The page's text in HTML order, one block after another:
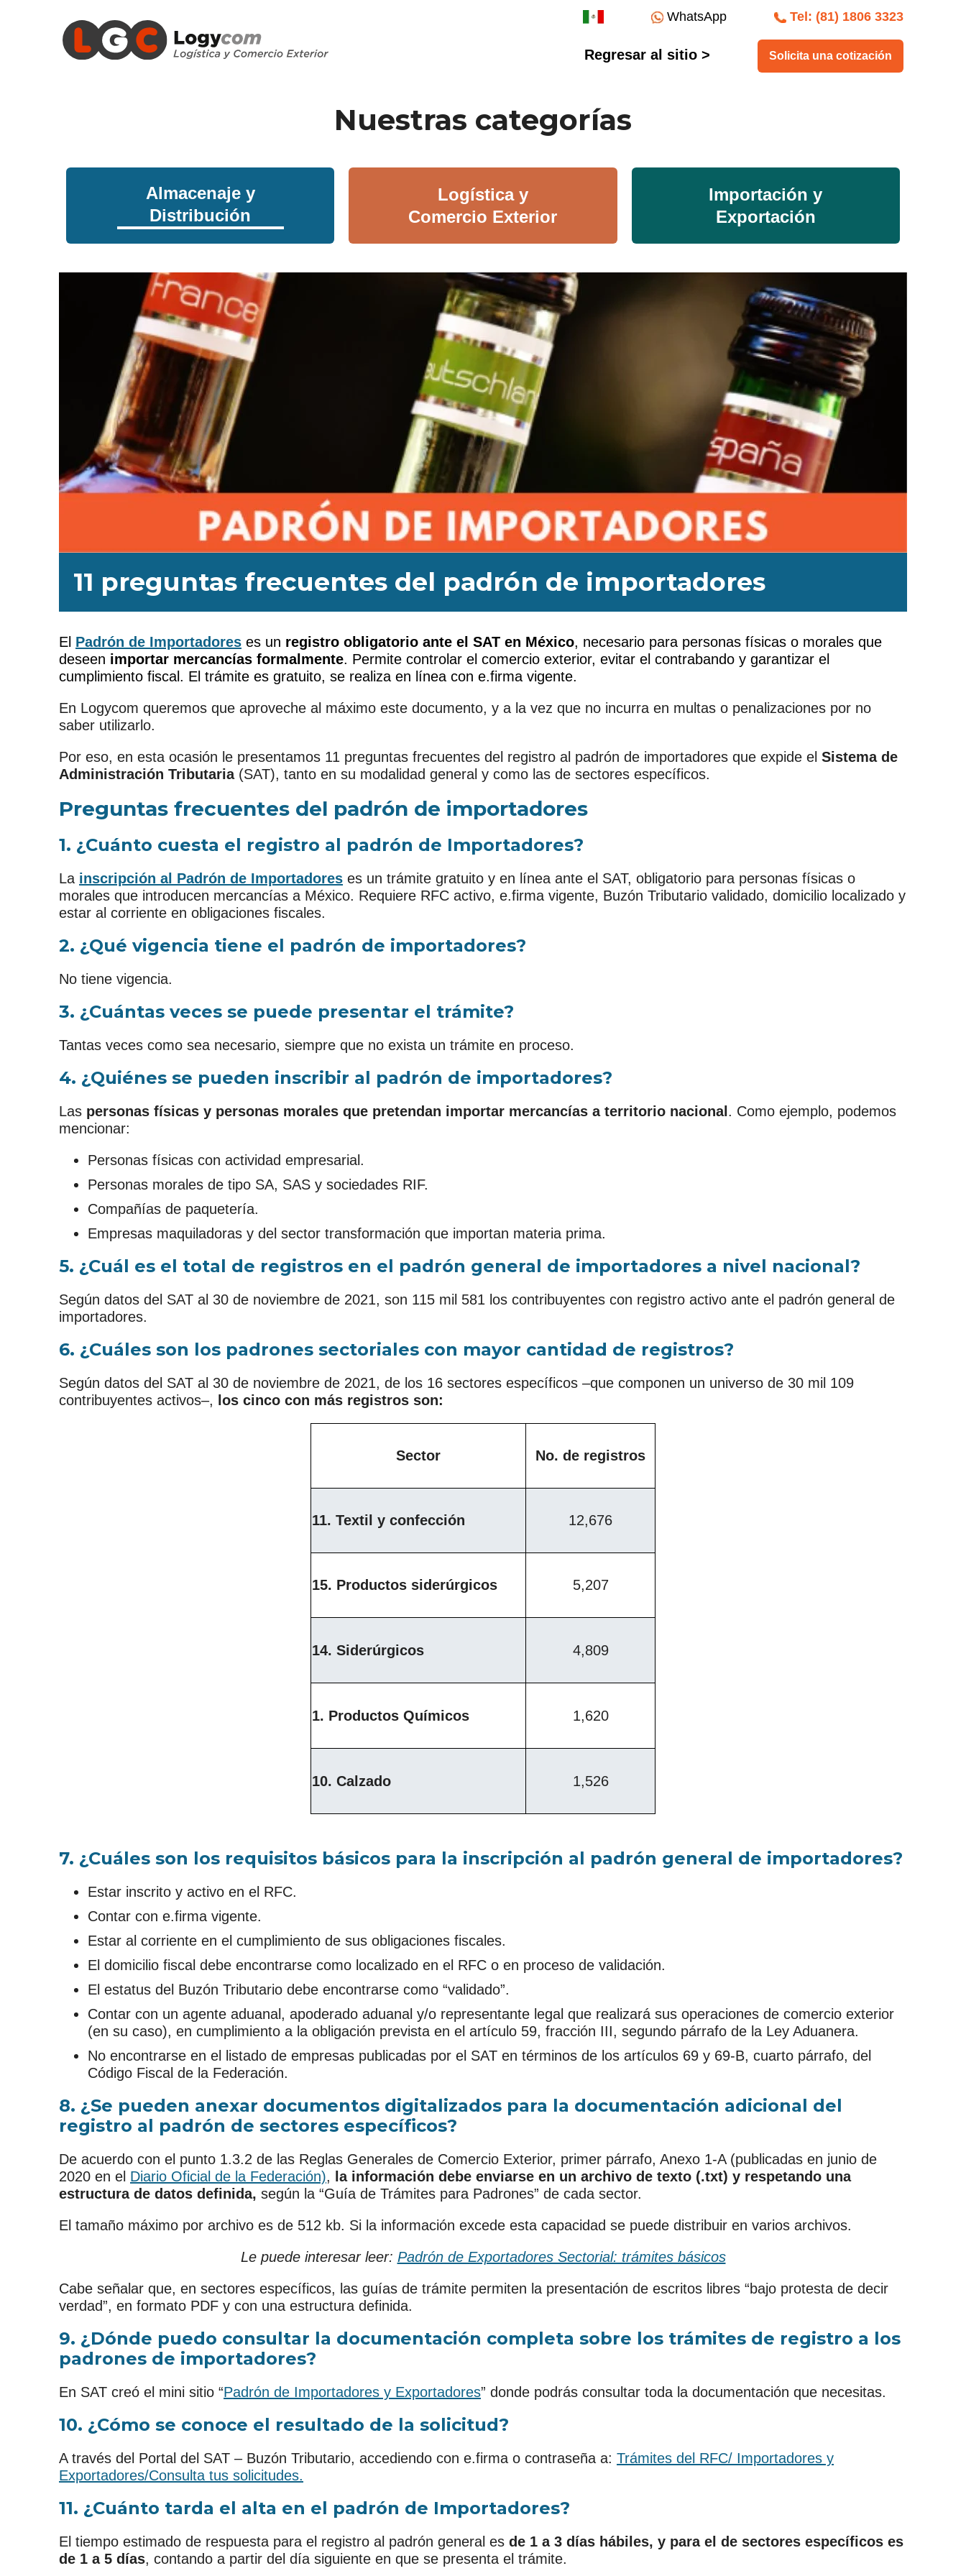
WhatsApp Tel: (81) 1806 3323
Regresar al sitio > Solicita una cotización
Nuestras categorías
Almacenaje y
Distribución
Logística y
Comercio Exterior
Importación y
Exportación
11 preguntas frecuentes del padrón de importadores
El Padrón de Importadores es un registro obligatorio ante el SAT en México, necesario para personas físicas o morales que
deseen importar mercancías formalmente. Permite controlar el comercio exterior, evitar el contrabando y garantizar el
cumplimiento fiscal. El trámite es gratuito, se realiza en línea con e.firma vigente.
En Logycom queremos que aproveche al máximo este documento, y a la vez que no incurra en multas o penalizaciones por no
saber utilizarlo.
Por eso, en esta ocasión le presentamos 11 preguntas frecuentes del registro al padrón de importadores que expide el Sistema de
Administración Tributaria(SAT), tanto en su modalidad general y como las de sectores específicos.
Preguntas frecuentes del padrón de importadores
1. ¿Cuánto cuesta el registro al padrón de Importadores?
La inscripción al Padrón de Importadores es un trámite gratuito y en línea ante el SAT, obligatorio para personas físicas o
morales que introducen mercancías a México. Requiere RFC activo, e.firma vigente, Buzón Tributario validado, domicilio localizado y
estar al corriente en obligaciones fiscales.
2. ¿Qué vigencia tiene el padrón de importadores?
No tiene vigencia.
3. ¿Cuántas veces se puede presentar el trámite?
Tantas veces como sea necesario, siempre que no exista un trámite en proceso.
4. ¿Quiénes se pueden inscribir al padrón de importadores?
Las personas físicas y personas morales que pretendan importar mercancías a territorio nacional . Como ejemplo, podemos
mencionar:
Personas físicas con actividad empresarial.
Personas morales de tipo SA, SAS y sociedades RIF.
Compañías de paquetería.
Empresas maquiladoras y del sector transformación que importan materia prima.
5. ¿Cuál es el total de registros en el padrón general de importadores a nivel nacional?
Según datos del SAT al 30 de noviembre de 2021, son 115 mil 581 los contribuyentes con registro activo ante el padrón general de
importadores.
6. ¿Cuáles son los padrones sectoriales con mayor cantidad de registros?
Según datos del SAT al 30 de noviembre de 2021, de los 16 sectores específicos –que componen un universo de 30 mil 109
contribuyentes activos–,
los cinco con más registros son:
Sector No. de registros
11. Textil y confección 12,676
15. Productos siderúrgicos 5,207
14. Siderúrgicos 4,809
1. Productos Químicos 1,620
10. Calzado 1,526
7. ¿Cuáles son los requisitos básicos para la inscripción al padrón general de importadores?
Estar inscrito y activo en el RFC.
Contar con e.firma vigente.
Estar al corriente en el cumplimiento de sus obligaciones fiscales.
El domicilio fiscal debe encontrarse como localizado en el RFC o en proceso de validación.
El estatus del Buzón Tributario debe encontrarse como “validado”.
Contar con un agente aduanal, apoderado aduanal y/o representante legal que realizará sus operaciones de comercio exterior
(en su caso), en cumplimiento a la obligación prevista en el artículo 59, fracción III, segundo párrafo de la Ley Aduanera.
No encontrarse en el listado de empresas publicadas por el SAT en términos de los artículos 69 y 69-B, cuarto párrafo, del
Código Fiscal de la Federación.
8. ¿Se pueden anexar documentos digitalizados para la documentación adicional del
registro al padrón de sectores específicos?
De acuerdo con el punto 1.3.2 de las Reglas Generales de Comercio Exterior, primer párrafo, Anexo 1-A (publicadas en junio de
2020 en el Diario Oficial de la Federación),
la información debe enviarse en un archivo de texto (.txt) y respetando una
estructura de datos definida, según la “Guía de Trámites para Padrones” de cada sector.
El tamaño máximo por archivo es de 512 kb. Si la información excede esta capacidad se puede distribuir en varios archivos.
Le puede interesar leer: Padrón de Exportadores Sectorial: trámites básicos
Cabe señalar que, en sectores específicos, las guías de trámite permiten la presentación de escritos libres “bajo protesta de decir
verdad”, en formato PDF y con una estructura definida.
9. ¿Dónde puedo consultar la documentación completa sobre los trámites de registro a los
padrones de importadores?
En SAT creó el mini sitio “Padrón de Importadores y Exportadores” donde podrás consultar toda la documentación que necesitas.
10. ¿Cómo se conoce el resultado de la solicitud?
A través del Portal del SAT – Buzón Tributario, accediendo con e.firma o contraseña a: Trámites del RFC/ Importadores y
Exportadores/Consulta tus solicitudes.
11. ¿Cuánto tarda el alta en el padrón de Importadores?
El tiempo estimado de respuesta para el registro al padrón general es de 1 a 3 días hábiles, y para el de sectores específicos es
de 1 a 5 días, contando a partir del día siguiente en que se presenta el trámite.